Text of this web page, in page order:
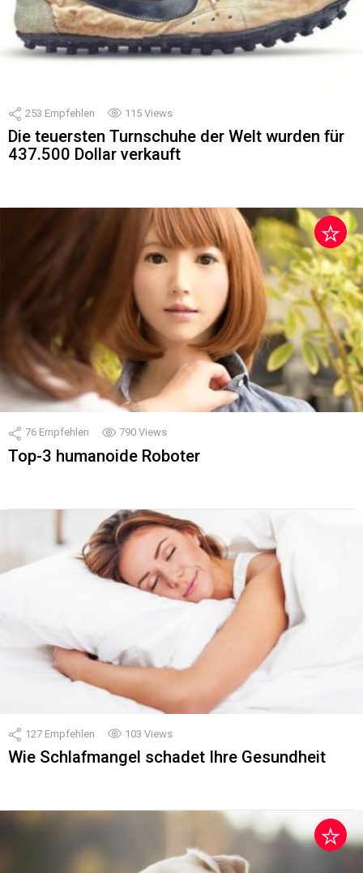
253 Empfehlen 115 Views
Die teuersten Turnschuhe der Welt wurden für
437.500 Dollar verkauft
76 Empfehlen 790 Views
Top-3 humanoide Roboter
127 Empfehlen 103 Views
Wie Schlafmangel schadet Ihre Gesundheit